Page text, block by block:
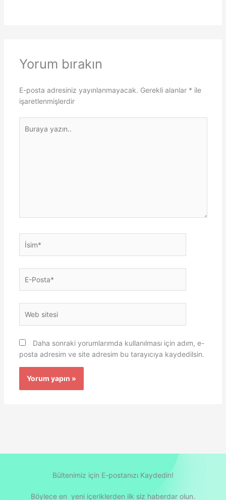
Yorum bırakın
E-posta adresiniz yayınlanmayacak. Gerekli alanlar * ile
işaretlenmişlerdir
yazın..
Posta*
sitesi
Daha sonraki yorumlarımda kullanılması için adım, e-
posta adresim ve site adresim bu tarayıcıya kaydedilsin.
Bültenimiz için E-postanızı Kaydedin!
Böylece en yeni içeriklerden ilk siz haberdar olun.